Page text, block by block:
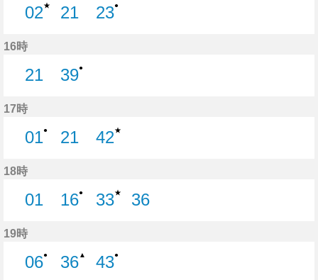
02★
21
23●
16時
21
39●
17時
01●
21
42★
18時
01
16●
33★
36
19時
06●
36▲
43●